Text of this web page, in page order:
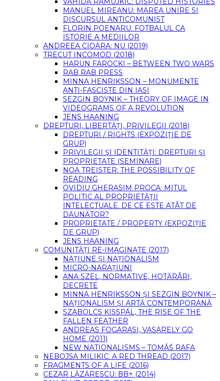
MANUEL MIREANU: MAREA UNIRE SI
DISCURSUL ANTICOMUNIST
FLORIN POENARU: FOTBALUL CA
ISTORIE A MEDIILOR
ANDREEA CIOARA: NU (2019)
TRECUT INCOMOD (2018)
HARUN FAROCKI – BETWEEN TWO WARS
RAB RAB PRESS
MINNA HENRIKSSON – MONUMENTE
ANTI-FASCISTE DIN IASI
SEZGIN BOYNIK – THEORY OF IMAGE IN
VIDEOGRAMS OF A REVOLUTION
JENS HAANING
DREPTURI, LIBERTĂȚI, PRIVILEGII (2018)
DREPTURI / RIGHTS (EXPOZIŢIE DE
GRUP)
PRIVILEGII ŞI IDENTITĂŢI: DREPTURI ŞI
PROPRIETATE (SEMINARE)
NOA TREISTER: THE POSSIBILITY OF
READING
OVIDIU GHERASIM PROCA: MITUL
POLITIC AL PROPRIETĂŢII
INTELECTUALE. DE CE ESTE ATÂT DE
DĂUNĂTOR?
PROPRIETATE / PROPERTY (EXPOZIȚIE
DE GRUP)
JENS HAANING
COMUNITĂȚI RE-IMAGINATE (2017)
NAȚIUNE ȘI NAȚIONALISM
MICRO-NARAȚIUNI
ANA SZEL, NORMATIVE, HOTĂRÂRI,
DECRETE
MINNA HENRIKSSON ȘI SEZGIN BOYNIK –
NAȚIONALISM ȘI ARTĂ CONTEMPORANĂ
SZABOLCS KISSPÁL, THE RISE OF THE
FALLEN FEATHER
ANDREAS FOGARASI, VASARELY GO
HOME (2011)
NEW NATIONALISMS – TOMÁŠ RAFA
NEBOJSA MILIKIC: A RED THREAD (2017)
FRAGMENTS OF A LIFE (2016)
CEZAR LĂZĂRESCU: BB+ (2014)